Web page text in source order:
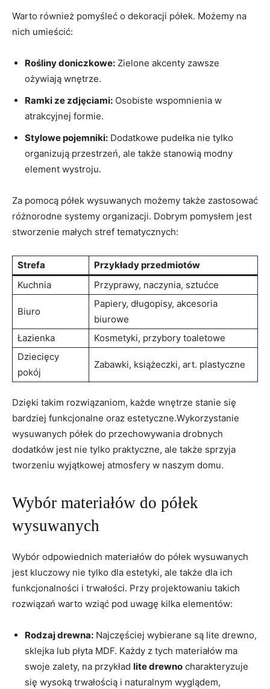
Warto‌ również ⁢pomyśleć o dekoracji półek.‍ Możemy na‍
nich umieścić:
Rośliny doniczkowe: Zielone akcenty zawsze
ożywiają wnętrze.
Ramki ze ‍zdjęciami: Osobiste ​wspomnienia w
atrakcyjnej formie.
Stylowe pojemniki: Dodatkowe pudełka nie ⁣tylko
organizują​ przestrzeń, ale także stanowią modny
element wystroju.
Za pomocą półek wysuwanych możemy także ‍zastosować
różnorodne systemy‌ organizacji.‍ Dobrym pomysłem jest
stworzenie małych stref tematycznych:
Strefa
Przykłady przedmiotów
Kuchnia
Przyprawy,‍ naczynia,​ sztućce
Biuro
Papiery, ⁣długopisy, akcesoria
biurowe
Łazienka
Kosmetyki, przybory ​toaletowe
Dziecięcy
pokój
Zabawki, książeczki, art. plastyczne
Dzięki⁤ takim​ rozwiązaniom, każde wnętrze stanie się
bardziej funkcjonalne oraz estetyczne.Wykorzystanie
wysuwanych półek do przechowywania drobnych
dodatków jest nie tylko praktyczne, ale także sprzyja
tworzeniu wyjątkowej ⁤atmosfery w naszym ⁢domu.
Wybór materiałów do półek
wysuwanych
Wybór odpowiednich materiałów do półek ‌wysuwanych
jest kluczowy nie tylko dla estetyki, ale⁤ także dla‌ ich
funkcjonalności i trwałości. Przy​ projektowaniu takich
‌rozwiązań warto wziąć⁣ pod uwagę kilka elementów:
Rodzaj ⁤drewna: Najczęściej wybierane ​są lite drewno,
sklejka lub płyta MDF. Każdy z tych materiałów ma
swoje ‍zalety, na​ przykład lite drewno charakteryzuje⁢
się wysoką trwałością i naturalnym wyglądem,